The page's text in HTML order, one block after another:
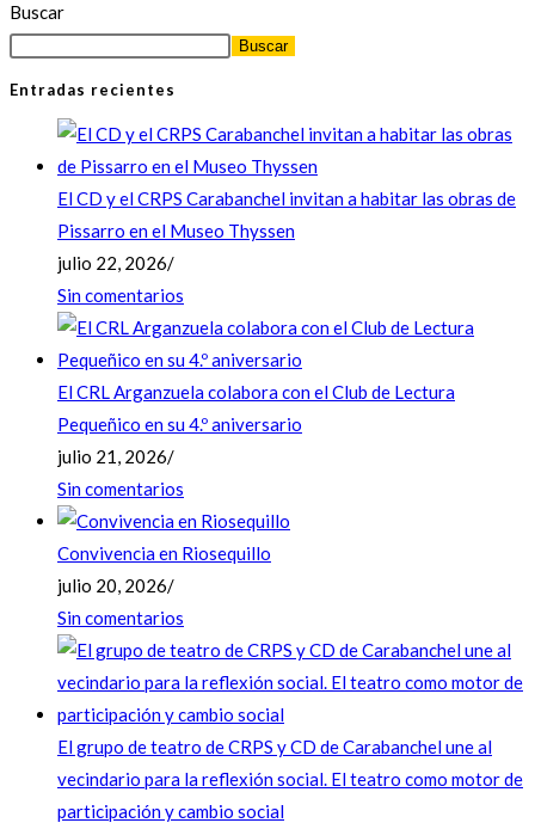
Buscar
Buscar
Entradas recientes
El CD y el CRPS Carabanchel invitan a habitar las obras de
Pissarro en el Museo Thyssen
julio 22, 2026/
Sin comentarios
El CRL Arganzuela colabora con el Club de Lectura
Pequeñico en su 4.º aniversario
julio 21, 2026/
Sin comentarios
Convivencia en Riosequillo
julio 20, 2026/
Sin comentarios
El grupo de teatro de CRPS y CD de Carabanchel une al
vecindario para la reflexión social. El teatro como motor de
participación y cambio social